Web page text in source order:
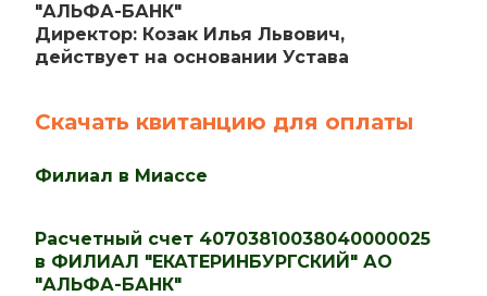
"АЛЬФА-БАНК"
Директор: Козак Илья Львович,
действует на основании Устава
Скачать квитанцию для оплаты
Филиал в Миассе
Расчетный счет 40703810038040000025
в ФИЛИАЛ "ЕКАТЕРИНБУРГСКИЙ" АО
"АЛЬФА-БАНК"